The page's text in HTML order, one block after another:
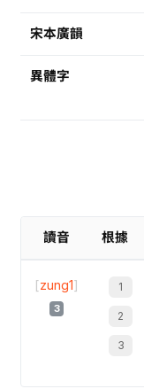
宋本廣韻
異體字
讀音 根據
[zung1]
3